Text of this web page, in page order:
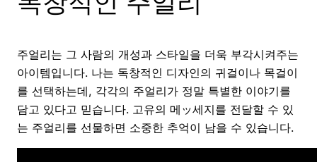
주얼리는 그 사람의 개성과 스타일을 더욱 부각시켜주는
아이템입니다. 나는 독창적인 디자인의 귀걸이나 목걸이
를 선택하는데, 각각의 주얼리가 정말 특별한 이야기를
담고 있다고 믿습니다. 고유의 메ッ세지를 전달할 수 있
는 주얼리를 선물하면 소중한 추억이 남을 수 있습니다.